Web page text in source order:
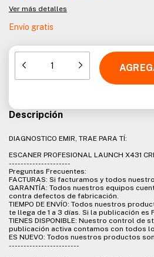
Ver más detalles
Envío gratis
Descripción
DIAGNOSTICO EMIR, TRAE PARA TÍ:
ESCANER PROFESIONAL LAUNCH X431
---------------------
Preguntas Frecuentes:
FACTURAS: Si facturamos y todos
GARANTÍA: Todos nuestros equipos
contra defectos de fabricación.
TIEMPO DE ENVÍO: Todos nuestros
te llega de 1 a 3 días. Si la publicación es
TIENES DISPONIBLE: Nuestro control de
publicación activa contamos con todos
ES NUEVO: Todos nuestros productos
------------------------